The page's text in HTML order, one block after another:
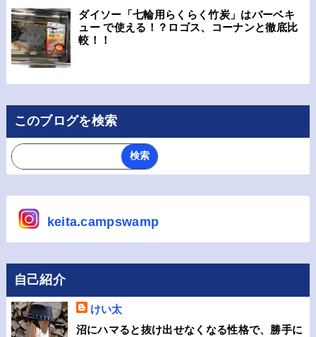
ダイソー「七輪用らくらく竹炭」はバーベキ
ュー で使える！？ロゴス、コーナンと徹底比
較！！
このブログを検索
keita.campswamp
自己紹介
けい太
沼にハマると抜け出せなくなる性格で、勝手に